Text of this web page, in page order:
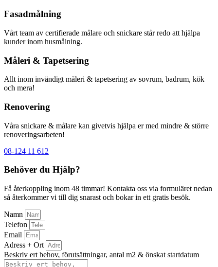
Fasadmålning
Vårt team av certifierade målare och snickare står redo att hjälpa
kunder inom husmålning.
Måleri & Tapetsering
Allt inom invändigt måleri & tapetsering av sovrum, badrum, kök
och mera!
Renovering
Våra snickare & målare kan givetvis hjälpa er med mindre & större
renoveringsarbeten!
08-124 11 612
Behöver du Hjälp?
Få återkoppling inom 48 timmar! Kontakta oss via formuläret nedan
så återkommer vi till dig snarast och bokar in ett gratis besök.
Namn
Telefon
Email
Adress + Ort
Beskriv ert behov, förutsättningar, antal m2 & önskat startdatum